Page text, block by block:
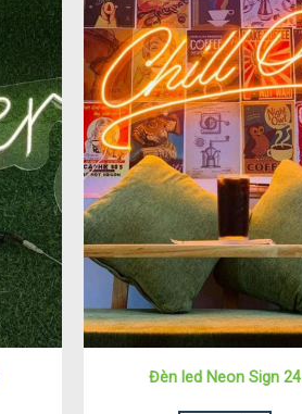
Đèn led Neon Sign 24